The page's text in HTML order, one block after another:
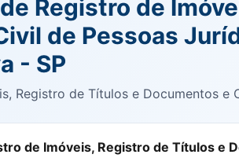
Registro de
de Pessoas
- SP
Registro de Títulos e Documentos e
de Imóveis, Registro de Títulos e